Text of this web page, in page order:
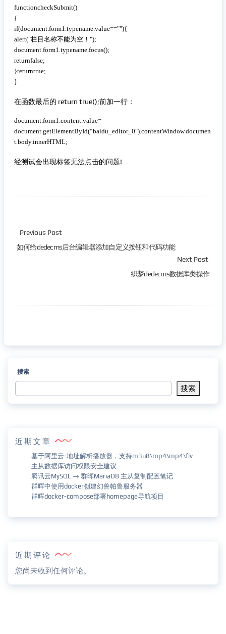
functioncheckSubmit()
{
if(document.form1.typename.value==""){
alert("栏目名称不能为空！");
document.form1.typename.focus();
returnfalse;
}returntrue;
}
在函数最后的 return true();前加一行：
document.form1.content.value=
document.getElementById(“baidu_editor_0″).contentWindow.documen
t.body.innerHTML;
经测试会出现标签无法点击的问题!
Previous Post
如何给dedecms后台编辑器添加自定义按钮和代码功能
Next Post
织梦dedecms数据库类操作
搜索
搜索
近期文章
基于阿里云-地址解析播放器，支持m3u8\mp4\mp4\flv
主从数据库访问权限安全建议
腾讯云MySQL → 群晖MariaDB 主从复制配置笔记
群晖中使用docker创建幻兽帕鲁服务器
群晖docker-compose部署homepage导航项目
近期评论
您尚未收到任何评论。